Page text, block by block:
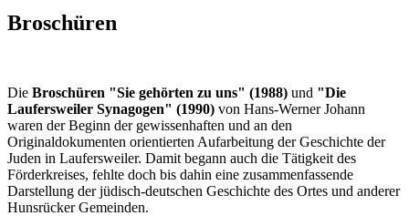
Broschüren
Die Broschüren "Sie gehörten zu uns" (1988) und "Die
Laufersweiler Synagogen" (1990) von Hans-Werner Johann
waren der Beginn der gewissenhaften und an den
Originaldokumenten orientierten Aufarbeitung der Geschichte der
Juden in Laufersweiler. Damit begann auch die Tätigkeit des
Förderkreises, fehlte doch bis dahin eine zusammenfassende
Darstellung der jüdisch-deutschen Geschichte des Ortes und anderer
Hunsrücker Gemeinden.